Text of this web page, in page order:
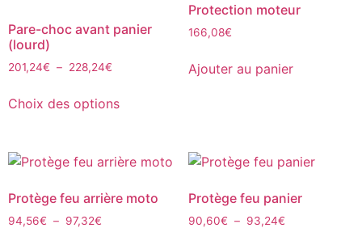
Pare-choc avant panier
(lourd)
201,24€ – 228,24€
Choix des options
Protection moteur
166,08€
Ajouter au panier
Protège feu arrière moto
94,56€ – 97,32€
Protège feu panier
90,60€ – 93,24€